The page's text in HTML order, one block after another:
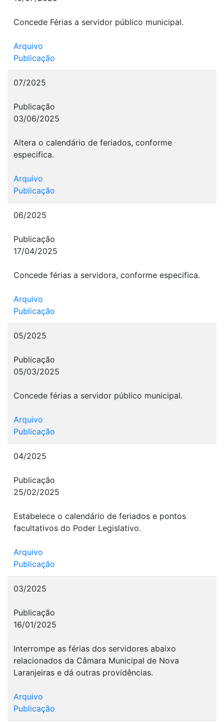
Concede Férias a servidor público municipal.
Arquivo
Publicação
07/2025
Publicação
03/06/2025
Altera o calendário de feriados, conforme
especifica.
Arquivo
Publicação
06/2025
Publicação
17/04/2025
Concede férias a servidora, conforme especifica.
Arquivo
Publicação
05/2025
Publicação
05/03/2025
Concede férias a servidor público municipal.
Arquivo
Publicação
04/2025
Publicação
25/02/2025
Estabelece o calendário de feriados e pontos
facultativos do Poder Legislativo.
Arquivo
Publicação
03/2025
Publicação
16/01/2025
Interrompe as férias dos servidores abaixo
relacionados da Câmara Municipal de Nova
Laranjeiras e dá outras providências.
Arquivo
Publicação